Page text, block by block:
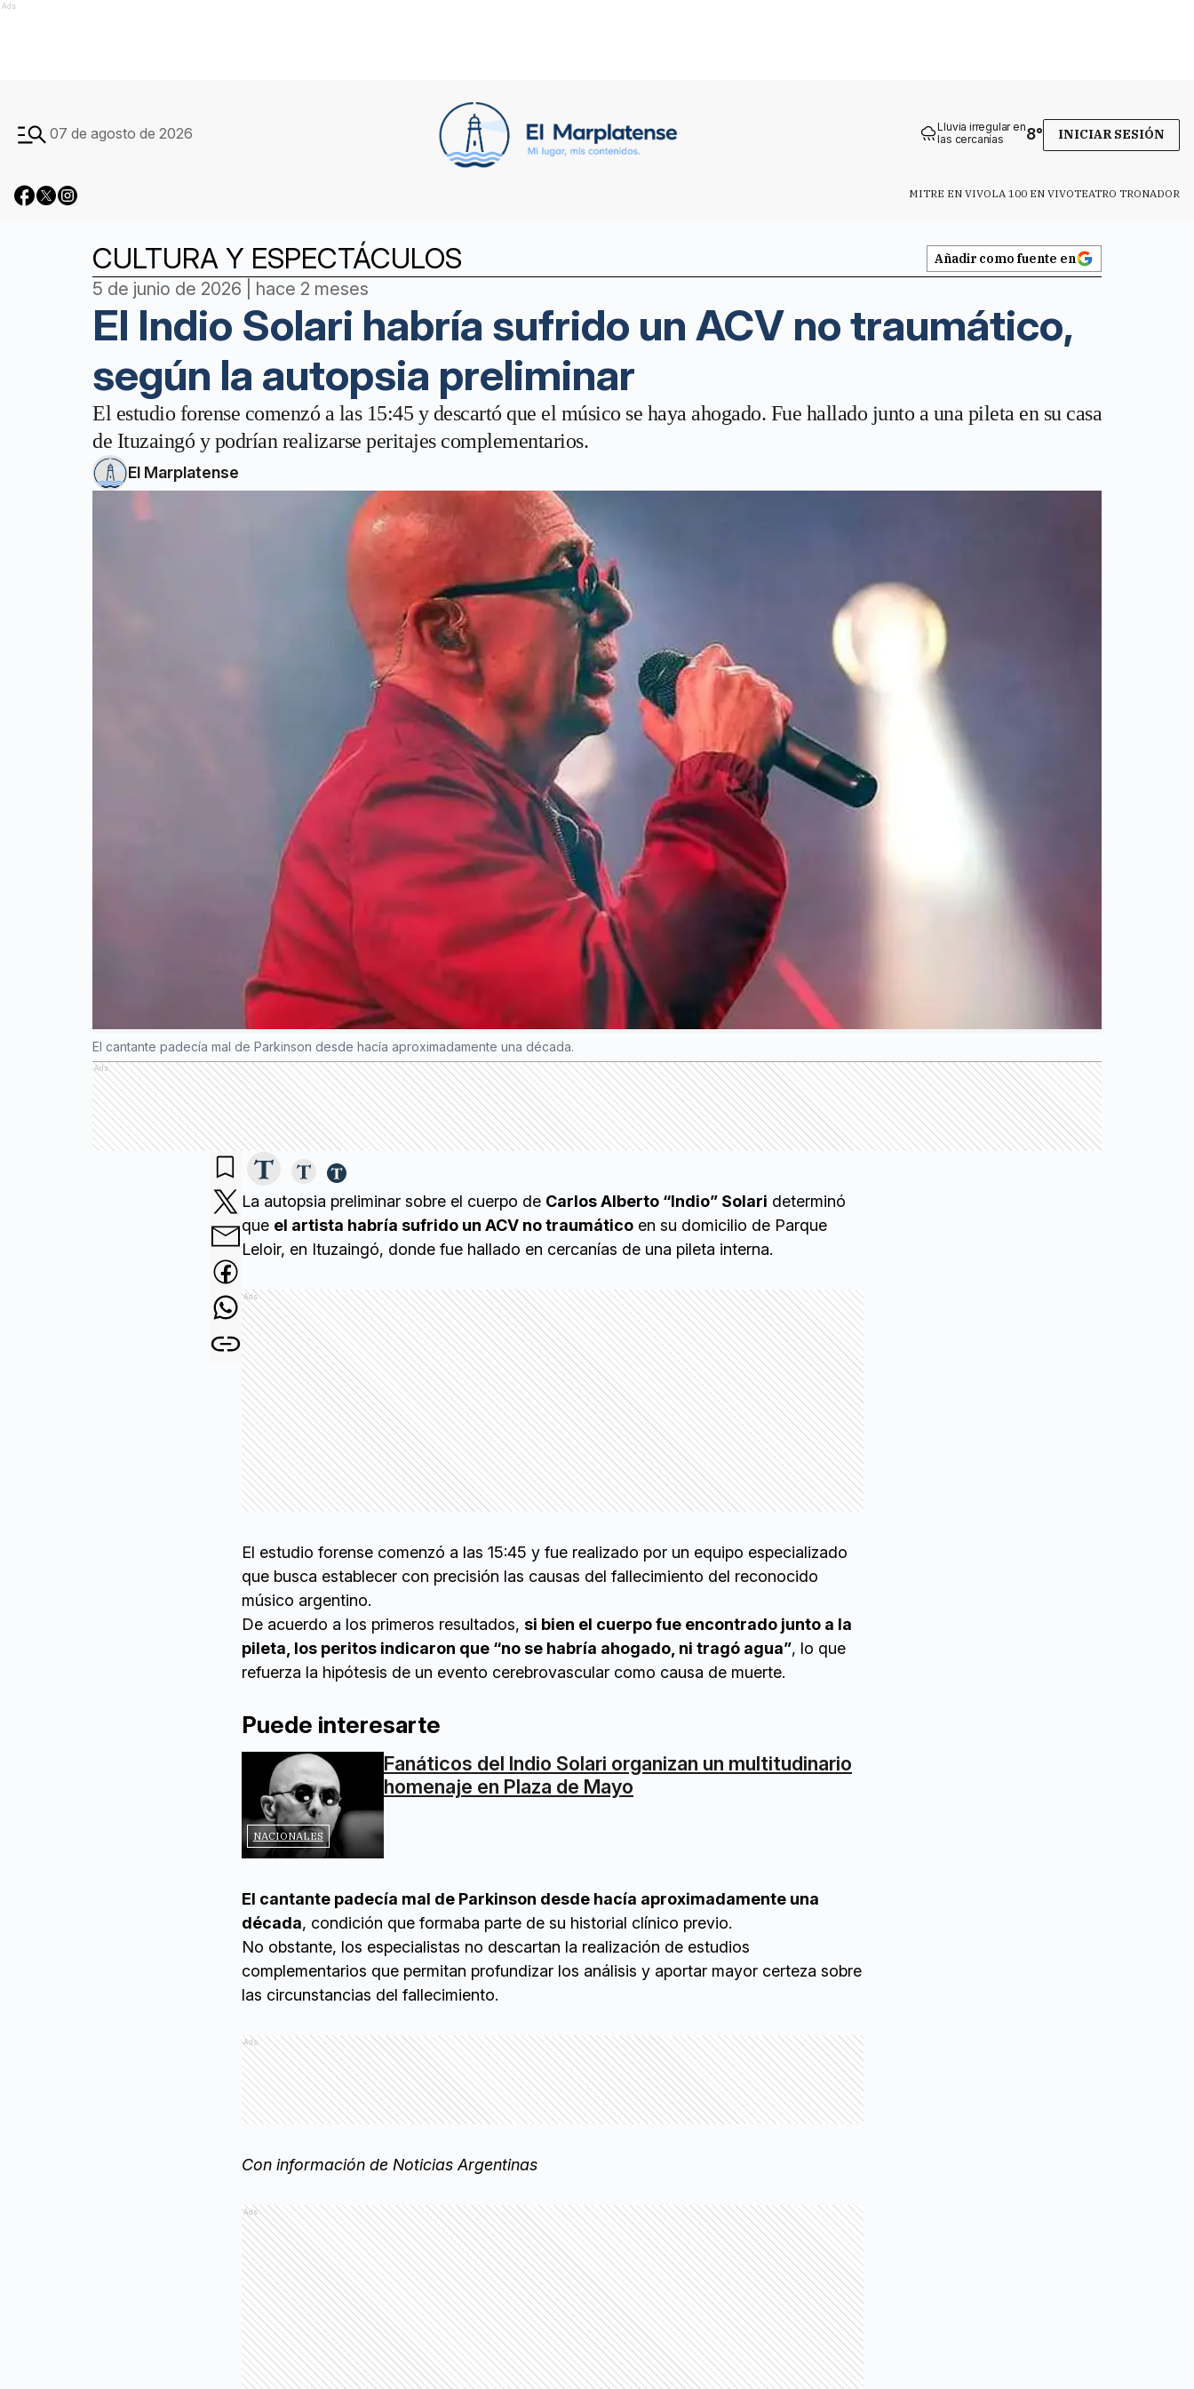
Ads
07 de agosto de 2026
Lluvia irregular en
las cercanías
8° INICIAR SESIÓN
MITRE EN VIVOLA 100 EN VIVOTEATRO TRONADOR
CULTURA Y ESPECTÁCULOS Añadir como fuente en
5 de junio de 2026 | hace 2 meses
El Indio Solari habría sufrido un ACV no traumático,
según la autopsia preliminar
El estudio forense comenzó a las 15:45 y descartó que el músico se haya ahogado. Fue hallado junto a una pileta en su casa
de Ituzaingó y podrían realizarse peritajes complementarios.
El Marplatense
El cantante padecía mal de Parkinson desde hacía aproximadamente una década.
Ads
La autopsia preliminar sobre el cuerpo de Carlos Alberto “Indio” Solari determinó
que el artista habría sufrido un ACV no traumático en su domicilio de Parque
Leloir, en Ituzaingó, donde fue hallado en cercanías de una pileta interna.
Ads
El estudio forense comenzó a las 15:45 y fue realizado por un equipo especializado
que busca establecer con precisión las causas del fallecimiento del reconocido
músico argentino.
De acuerdo a los primeros resultados, si bien el cuerpo fue encontrado junto a la
pileta, los peritos indicaron que “no se habría ahogado, ni tragó agua”, lo que
refuerza la hipótesis de un evento cerebrovascular como causa de muerte.
Puede interesarte
NACIONALES
Fanáticos del Indio Solari organizan un multitudinario
homenaje en Plaza de Mayo
El cantante padecía mal de Parkinson desde hacía aproximadamente una
década, condición que formaba parte de su historial clínico previo.
No obstante, los especialistas no descartan la realización de estudios
complementarios que permitan profundizar los análisis y aportar mayor certeza sobre
las circunstancias del fallecimiento.
Ads
Con información de Noticias Argentinas
Ads